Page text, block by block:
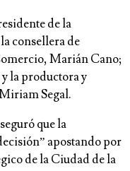
de la
consellera de
Marián Cano;
la productora y
Segal.
que la
apostando por
de la Ciudad de la